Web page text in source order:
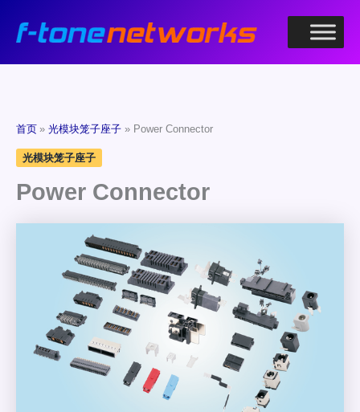
首页 光模块笼子座子 Power Connector
光模块笼子座子
Power Connector